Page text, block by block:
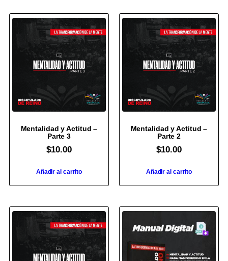
Mentalidad y Actitud –
Parte 3
$10.00
Añadir al carrito
Mentalidad y Actitud –
Parte 2
$10.00
Añadir al carrito